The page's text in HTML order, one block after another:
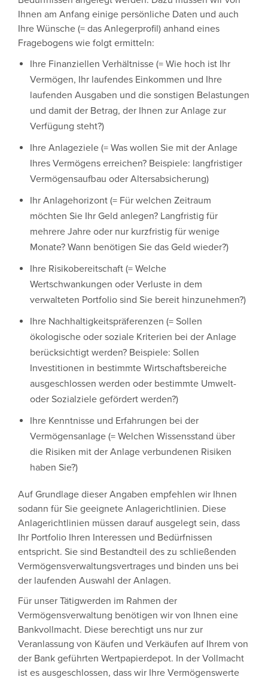
Ihnen am Anfang einige persönliche Daten und auch
Ihre Wünsche (= das Anlegerprofil) anhand eines
Fragebogens wie folgt ermitteln:
Ihre Finanziellen Verhältnisse (= Wie hoch ist Ihr
Vermögen, Ihr laufendes Einkommen und Ihre
laufenden Ausgaben und die sonstigen Belastungen
und damit der Betrag, der Ihnen zur Anlage zur
Verfügung steht?)
Ihre Anlageziele (= Was wollen Sie mit der Anlage
Ihres Vermögens erreichen? Beispiele: langfristiger
Vermögensaufbau oder Altersabsicherung)
Ihr Anlagehorizont (= Für welchen Zeitraum
möchten Sie Ihr Geld anlegen? Langfristig für
mehrere Jahre oder nur kurzfristig für wenige
Monate? Wann benötigen Sie das Geld wieder?)
Ihre Risikobereitschaft (= Welche
Wertschwankungen oder Verluste in dem
verwalteten Portfolio sind Sie bereit hinzunehmen?)
Ihre Nachhaltigkeitspräferenzen (= Sollen
ökologische oder soziale Kriterien bei der Anlage
berücksichtigt werden? Beispiele: Sollen
Investitionen in bestimmte Wirtschaftsbereiche
ausgeschlossen werden oder bestimmte Umwelt-
oder Sozialziele gefördert werden?)
Ihre Kenntnisse und Erfahrungen bei der
Vermögensanlage (= Welchen Wissensstand über
die Risiken mit der Anlage verbundenen Risiken
haben Sie?)
Auf Grundlage dieser Angaben empfehlen wir Ihnen
sodann für Sie geeignete Anlagerichtlinien. Diese
Anlagerichtlinien müssen darauf ausgelegt sein, dass
Ihr Portfolio Ihren Interessen und Bedürfnissen
entspricht. Sie sind Bestandteil des zu schließenden
Vermögensverwaltungsvertrages und binden uns bei
der laufenden Auswahl der Anlagen.
Für unser Tätigwerden im Rahmen der
Vermögensverwaltung benötigen wir von Ihnen eine
Bankvollmacht. Diese berechtigt uns nur zur
Veranlassung von Käufen und Verkäufen auf Ihrem von
der Bank geführten Wertpapierdepot. In der Vollmacht
ist es ausgeschlossen, dass wir Ihre Vermögenswerte